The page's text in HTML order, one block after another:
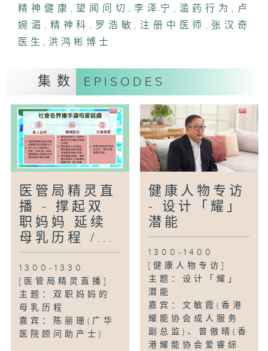
社工)、罗浩敏(朋辈支援员)
精神健康 , 望闻问切 , 李泽宁 , 滥药行为 , 卢
婉湄 , 精神科 , 罗浩敏 , 注册中医师 , 张汉奇
医生 , 洪鸿彬博士
集数 EPISODES
医管局精灵直
播 - 撑起双
职妈妈 延续
母乳历程 /...
1300-1330
[医管局精灵直播]
主题：双职妈妈的
母乳历程
嘉宾：陈丽珊(广华
医院顾问助产士)
健康人物专访
- 设计「耀」
潜能
1300-1400
[健康人物专访]
主题：设计「耀」
潜能
嘉宾：文敏霞(香港
耀能协会成人服务
副总监)、曾傲晴(香
港耀能协会爱睿综